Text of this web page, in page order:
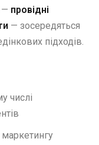
— провідні
— зосередяться
підходів.
числі